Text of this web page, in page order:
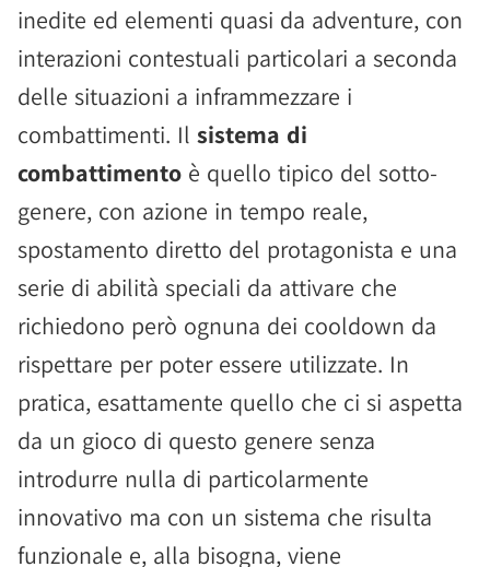
inedite ed elementi quasi da adventure, con
interazioni contestuali particolari a seconda
delle situazioni a inframmezzare i
combattimenti. Il sistema di
combattimento è quello tipico del sotto-
genere, con azione in tempo reale,
spostamento diretto del protagonista e una
serie di abilità speciali da attivare che
richiedono però ognuna dei cooldown da
rispettare per poter essere utilizzate. In
pratica, esattamente quello che ci si aspetta
da un gioco di questo genere senza
introdurre nulla di particolarmente
innovativo ma con un sistema che risulta
funzionale e, alla bisogna, viene